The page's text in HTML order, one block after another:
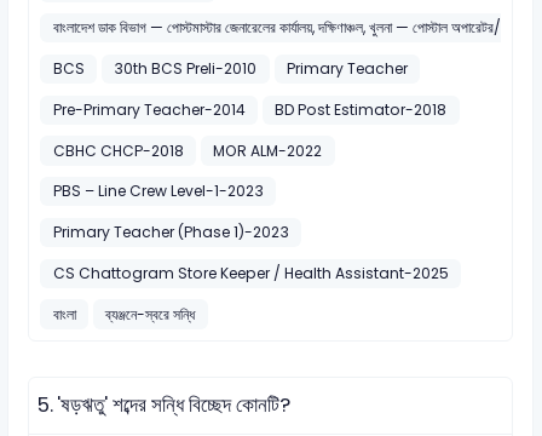
বাংলাদেশ ডাক বিভাগ — পোস্টমাস্টার জেনারেলের কার্যালয়, দক্ষিণাঞ্চল, খুলনা — পোস্টাল অপারেটর/মেইল
BCS
30th BCS Preli-2010
Primary Teacher
Pre-Primary Teacher-2014
BD Post Estimator-2018
CBHC CHCP-2018
MOR ALM-2022
PBS – Line Crew Level-1-2023
Primary Teacher (Phase 1)-2023
CS Chattogram Store Keeper / Health Assistant-2025
বাংলা
ব্যঞ্জনে-স্বরে সন্ধি
5.'ষড়ঋতু' শব্দের সন্ধি বিচ্ছেদ কোনটি?